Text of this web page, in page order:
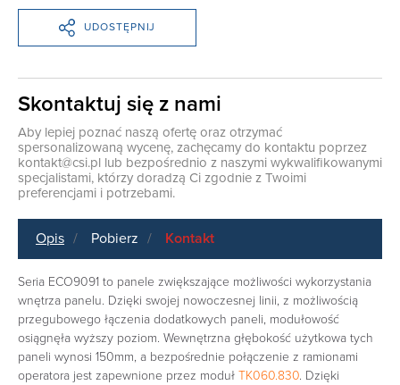
UDOSTĘPNIJ
Skontaktuj się z nami
Aby lepiej poznać naszą ofertę oraz otrzymać
spersonalizowaną wycenę, zachęcamy do kontaktu poprzez
kontakt@csi.pl lub bezpośrednio z naszymi wykwalifikowanymi
specjalistami, którzy doradzą Ci zgodnie z Twoimi
preferencjami i potrzebami.
Opis Pobierz Kontakt
Seria ECO9091 to panele zwiększające możliwości wykorzystania
wnętrza panelu. Dzięki swojej nowoczesnej linii, z możliwością
przegubowego łączenia dodatkowych paneli, modułowość
osiągnęła wyższy poziom. Wewnętrzna głębokość użytkowa tych
paneli wynosi 150mm, a bezpośrednie połączenie z ramionami
operatora jest zapewnione przez moduł TK060.830. Dzięki